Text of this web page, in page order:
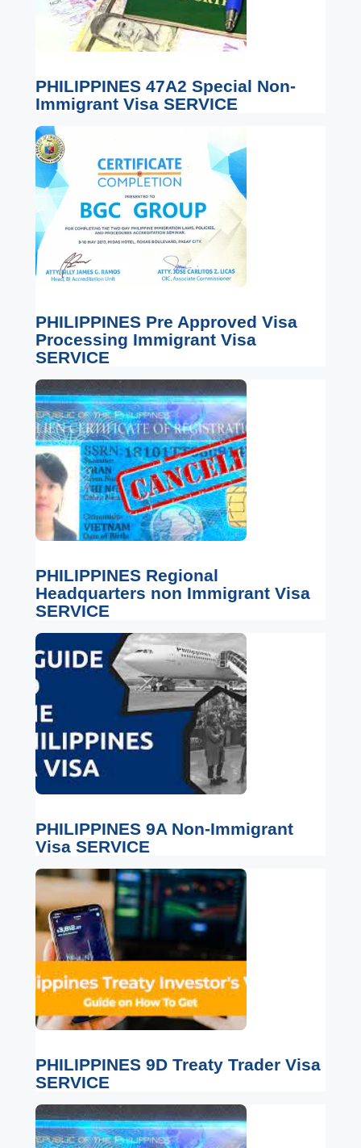
PHILIPPINES 47A2 Special Non-
Immigrant Visa SERVICE
PHILIPPINES Pre Approved Visa
Processing Immigrant Visa
SERVICE
PHILIPPINES Regional
Headquarters non Immigrant Visa
SERVICE
PHILIPPINES 9A Non-Immigrant
Visa SERVICE
PHILIPPINES 9D Treaty Trader Visa
SERVICE